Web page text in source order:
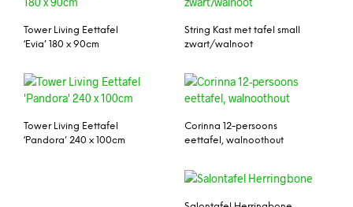
Tower Living Eettafel
‘Evia’ 180 x 90cm
String Kast met tafel small
zwart/walnoot
Tower Living Eettafel
‘Pandora’ 240 x 100cm
Corinna 12-persoons
eettafel, walnoothout